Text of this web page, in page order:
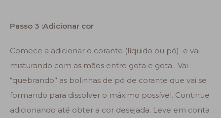
Passo 3 :Adicionar cor
Comece a adicionar o corante (líquido ou pó) e vai
misturando com as mãos entre gota e gota . Vai
“quebrando” as bolinhas de pó de corante que vai se
formando para dissolver o máximo possível. Continue
adicionando até obter a cor desejada. Leve em conta